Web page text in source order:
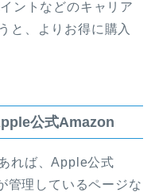
ントなどのキャリア
と、よりお得に購入
公式Amazon
れば、Apple公式
管理しているページな